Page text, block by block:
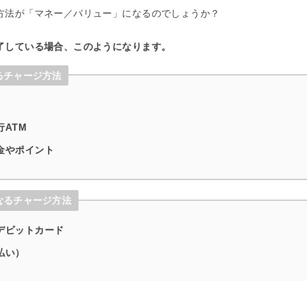
が「マネー／バリュー」になるのでしょうか？
ている場合、このようになります。
チャージ方法
ATM
やポイント
るチャージ方法
ビットカード
）